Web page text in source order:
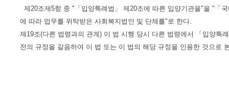
제20조제5항 중 "「입양특례법」 제20조에 따른 입양기관을"을 "「
에 따라 업무를 위탁받은 사회복지법인 및 단체를"로 한다.
제19조(다른 법령과의 관계) 이 법 시행 당시 다른 법령에서 「입양특
전의 규정을 갈음하여 이 법 또는 이 법의 해당 규정을 인용한 것으로